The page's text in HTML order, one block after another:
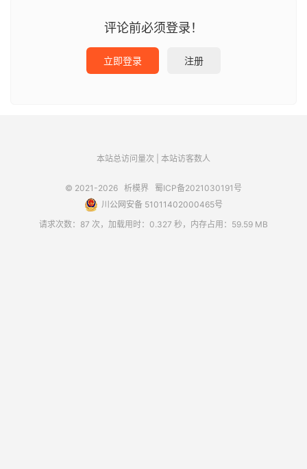
评论前必须登录！
立即登录 注册
本站总访问量次 本站访客数人
© 2021-2026 析模界
蜀ICP备2021030191号
川公网安备 51011402000465号
请求次数：87 次，加载用时：0.327 秒，内存占用：59.59 MB